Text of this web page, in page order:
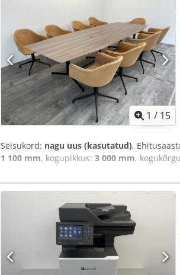
1 / 15
Seisukord: nagu uus (kasutatud),
1 100 mm, kogupikkus: 3 000 mm,